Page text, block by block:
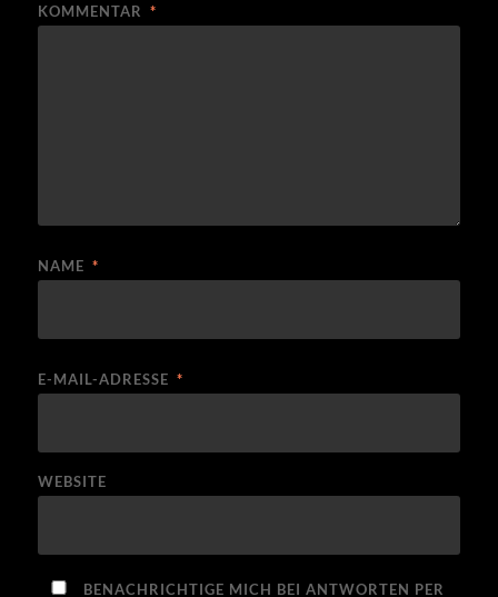
KOMMENTAR *
NAME *
E-MAIL-ADRESSE *
WEBSITE
BENACHRICHTIGE MICH BEI ANTWORTEN PER